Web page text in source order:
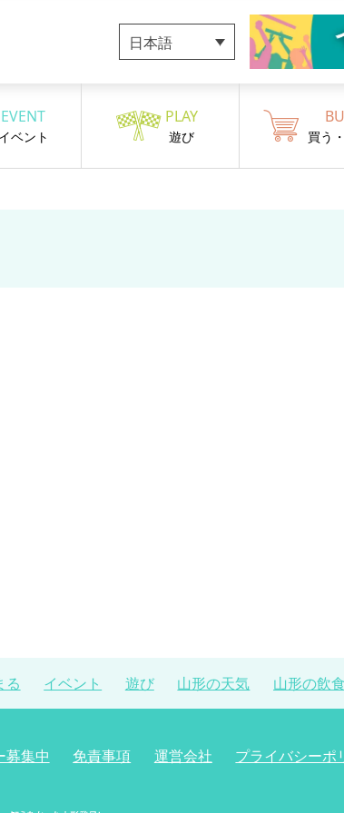
日本語
EVENT
イベント
PLAY
遊び 買う
る イベント 遊び 山形の天気 山形の飲
募集中 免責事項 運営会社 プライバシーポ